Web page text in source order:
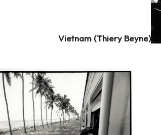
Vietnam (Thiery Beyne)